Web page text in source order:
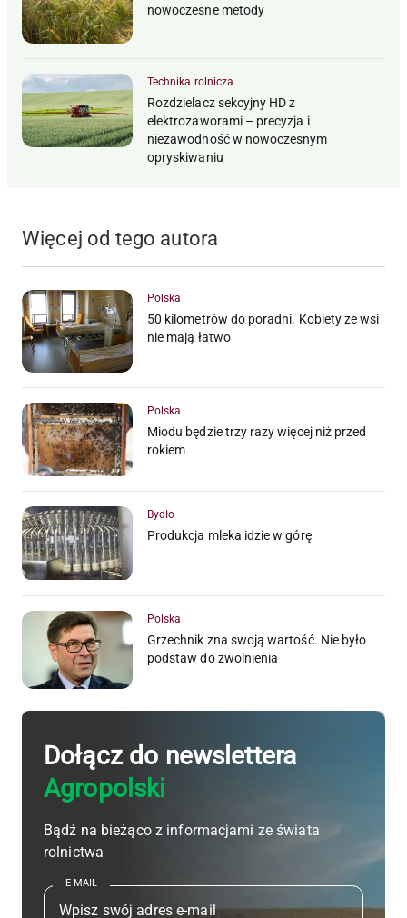
nowoczesne metody
Technika rolnicza
Rozdzielacz sekcyjny HD z
elektrozaworami – precyzja i
niezawodność w nowoczesnym
opryskiwaniu
Więcej od tego autora
Polska
50 kilometrów do poradni. Kobiety ze wsi
nie mają łatwo
Polska
Miodu będzie trzy razy więcej niż przed
rokiem
Bydło
Produkcja mleka idzie w górę
Polska
Grzechnik zna swoją wartość. Nie było
podstaw do zwolnienia
Dołącz do newslettera
Agropolski
Bądź na bieżąco z informacjami ze świata
rolnictwa
E-MAIL